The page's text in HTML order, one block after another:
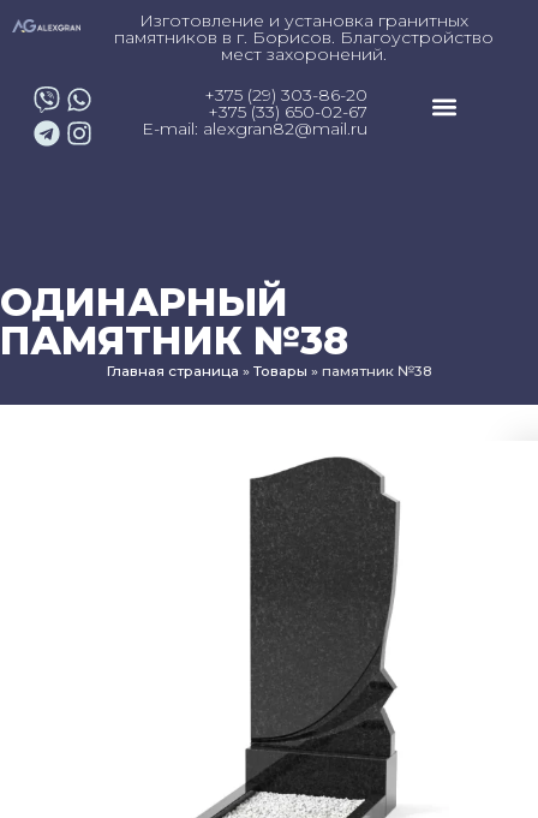
Изготовление и установка гранитных
памятников в г. Борисов. Благоустройство
мест захоронений.
+375 (29) 303-86-20
+375 (33) 650-02-67
E-mail: alexgran82@mail.ru
ОДИНАРНЫЙ
ПАМЯТНИК №38
Главная страница » Товары » памятник №38